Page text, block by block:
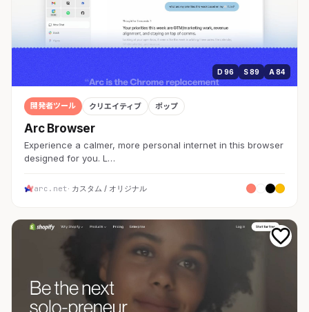
D 96 S 89 A 84
開発者ツール クリエイティブ ポップ
Arc Browser
Experience a calmer, more personal internet in this browser
designed for you. L…
arc.net· カスタム / オリジナル